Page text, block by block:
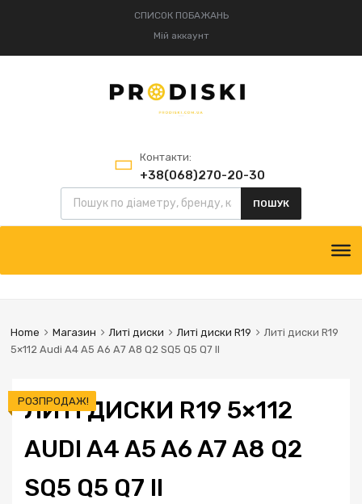
СПИСОК ПОБАЖАНЬ
Мій аккаунт
Контакти:
+38(068)270-20-30
+38(095)834-52-75
Пошук товарів
ПОШУК
content
Home Магазин Литі диски Литі диски R19
Литі диски R19
5×112 Audi A4 A5 A6 A7 A8 Q2 SQ5 Q5 Q7 II
ЛИТІ ДИСКИ R19 5×112
AUDI A4 A5 A6 A7 A8 Q2
SQ5 Q5 Q7 II
РОЗПРОДАЖ!